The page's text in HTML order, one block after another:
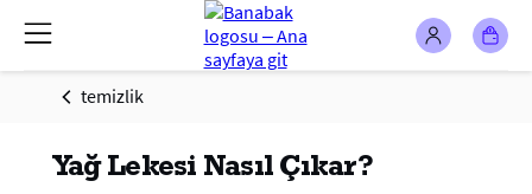
temizlik
Yağ Lekesi Nasıl Çıkar?